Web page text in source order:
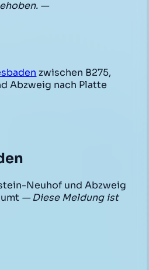
—
zwischen B275,
Abzweig nach Platte
Neuhof und Abzweig
— Diese Meldung ist